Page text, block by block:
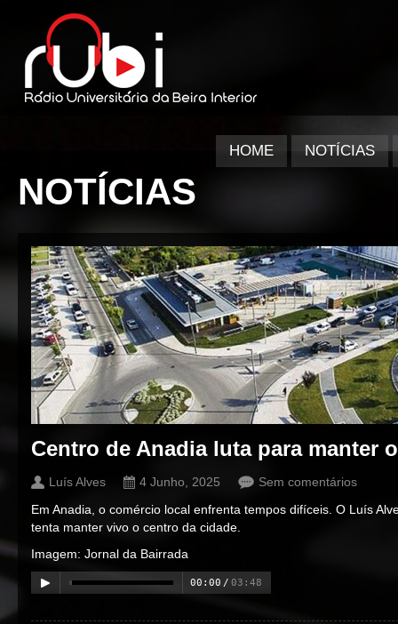
HOME NOTÍCIAS
NOTÍCIAS
Centro de Anadia luta para manter
Luís Alves 4 Junho, 2025
Sem comentários
Em Anadia, o comércio local enfrenta tempos difíceis. O Luís
tenta manter vivo o centro da cidade.
Imagem: Jornal da Bairrada
00:00 / 03:48
00:00 / 00:00